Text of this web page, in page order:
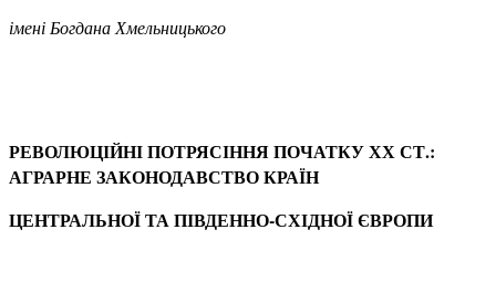
імені Богдана Хмельницького
РЕВОЛЮЦІЙНІ ПОТРЯСІННЯ ПОЧАТКУХХ СТ.:
АГРАРНЕ ЗАКОНОДАВСТВО КРАЇН
ЦЕНТРАЛЬНОЇ ТА ПІВДЕННО-СХІДНОЇЄВРОПИ